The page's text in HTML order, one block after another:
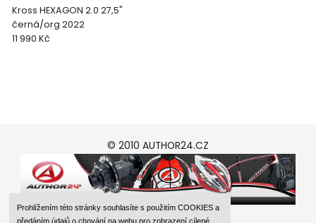
Prohlížením této stránky souhlasíte s použitím COOKIES a
předáním údajů o chování na webu pro zobrazení cílené
Kross HEXAGON 2.0 27,5"
černá/org 2022
11 990 Kč
© 2010 AUTHOR24.CZ